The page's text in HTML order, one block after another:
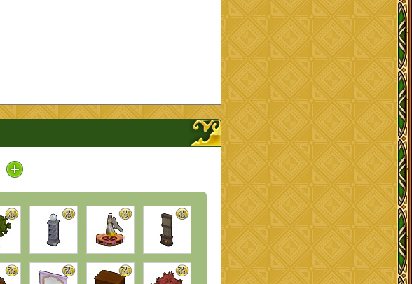
アイコン / ラインナップを開く、閉じる